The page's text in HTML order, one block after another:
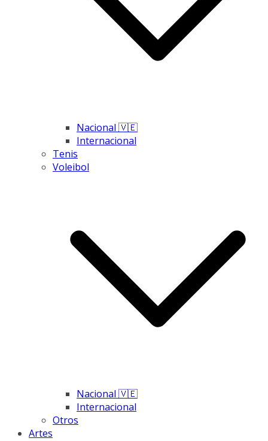
Nacional 🇻🇪
Internacional
Tenis
Voleibol
Nacional 🇻🇪
Internacional
Otros
Artes